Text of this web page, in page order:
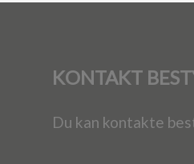
KONTAKT
Du kan kontakte